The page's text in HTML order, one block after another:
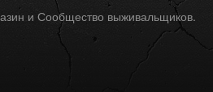
и Сообщество выживальщиков.